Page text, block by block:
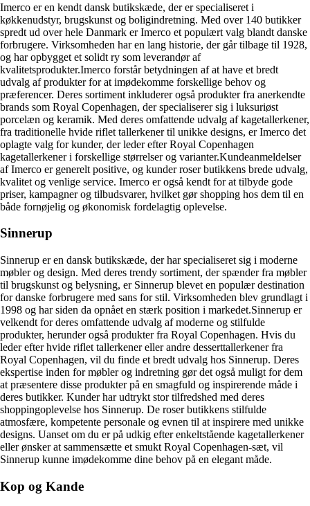
Imerco er en kendt dansk butikskæde, der er specialiseret i
køkkenudstyr, brugskunst og boligindretning. Med over 140 butikker
spredt ud over hele Danmark er Imerco et populært valg blandt danske
forbrugere. Virksomheden har en lang historie, der går tilbage til 1928,
og har opbygget et solidt ry som leverandør af
kvalitetsprodukter.Imerco forstår betydningen af at have et bredt
udvalg af produkter for at imødekomme forskellige behov og
præferencer. Deres sortiment inkluderer også produkter fra anerkendte
brands som Royal Copenhagen, der specialiserer sig i luksuriøst
porcelæn og keramik. Med deres omfattende udvalg af kagetallerkener,
fra traditionelle hvide riflet tallerkener til unikke designs, er Imerco det
oplagte valg for kunder, der leder efter Royal Copenhagen
kagetallerkener i forskellige størrelser og varianter.Kundeanmeldelser
af Imerco er generelt positive, og kunder roser butikkens brede udvalg,
kvalitet og venlige service. Imerco er også kendt for at tilbyde gode
priser, kampagner og tilbudsvarer, hvilket gør shopping hos dem til en
både fornøjelig og økonomisk fordelagtig oplevelse.
Sinnerup
Sinnerup er en dansk butikskæde, der har specialiseret sig i moderne
møbler og design. Med deres trendy sortiment, der spænder fra møbler
til brugskunst og belysning, er Sinnerup blevet en populær destination
for danske forbrugere med sans for stil. Virksomheden blev grundlagt i
1998 og har siden da opnået en stærk position i markedet.Sinnerup er
velkendt for deres omfattende udvalg af moderne og stilfulde
produkter, herunder også produkter fra Royal Copenhagen. Hvis du
leder efter hvide riflet tallerkener eller andre desserttallerkener fra
Royal Copenhagen, vil du finde et bredt udvalg hos Sinnerup. Deres
ekspertise inden for møbler og indretning gør det også muligt for dem
at præsentere disse produkter på en smagfuld og inspirerende måde i
deres butikker. Kunder har udtrykt stor tilfredshed med deres
shoppingoplevelse hos Sinnerup. De roser butikkens stilfulde
atmosfære, kompetente personale og evnen til at inspirere med unikke
designs. Uanset om du er på udkig efter enkeltstående kagetallerkener
eller ønsker at sammensætte et smukt Royal Copenhagen-sæt, vil
Sinnerup kunne imødekomme dine behov på en elegant måde.
Kop og Kande